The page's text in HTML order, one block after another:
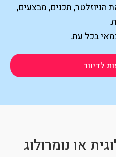
תכנים, מבצעים,
בכל עת.
לדיוור
או נומרולוג